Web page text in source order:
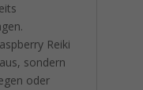
Reiki
sondern
oder